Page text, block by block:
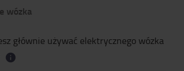
wózka
głównie używać elektrycznego wózka